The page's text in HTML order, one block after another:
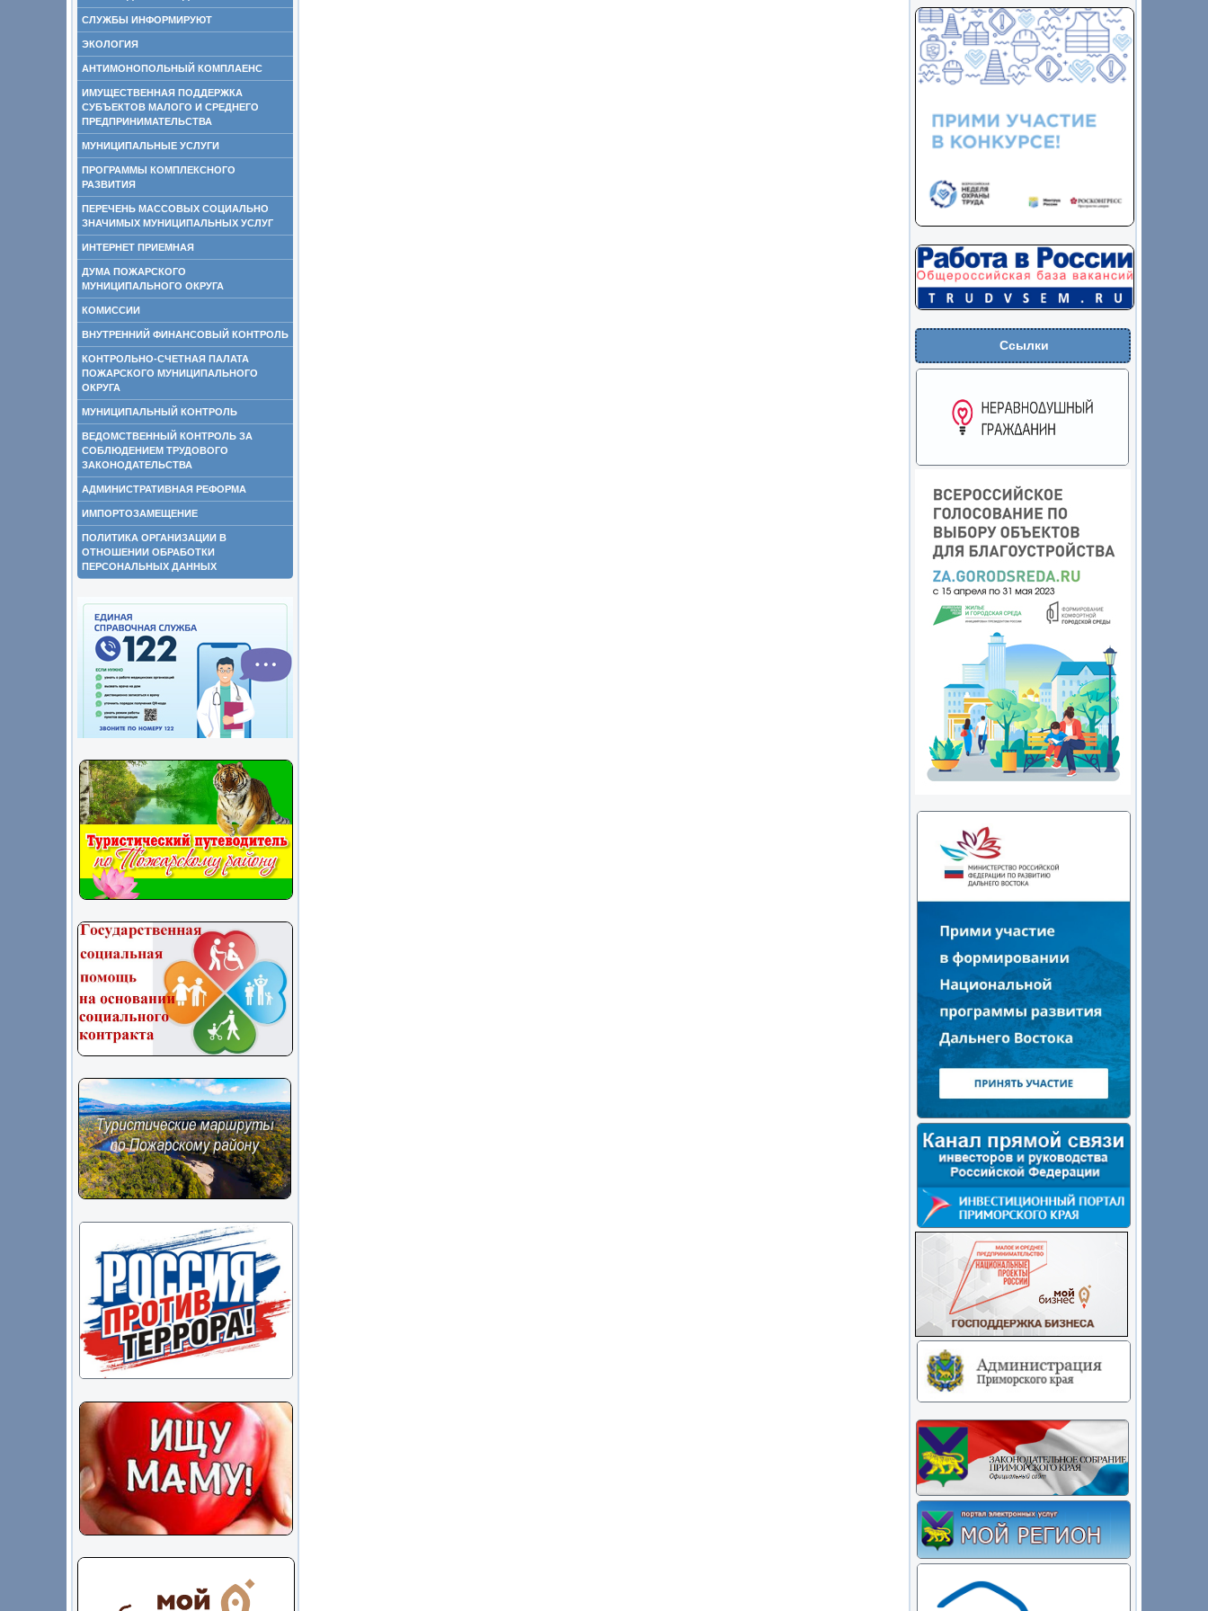
СЛУЖБЫ ИНФОРМИРУЮТ
ЭКОЛОГИЯ
АНТИМОНОПОЛЬНЫЙ КОМПЛАЕНС
ИМУЩЕСТВЕННАЯ ПОДДЕРЖКА
СУБЪЕКТОВ МАЛОГО И СРЕДНЕГО
ПРЕДПРИНИМАТЕЛЬСТВА
МУНИЦИПАЛЬНЫЕ УСЛУГИ
ПРОГРАММЫ КОМПЛЕКСНОГО
РАЗВИТИЯ
ПЕРЕЧЕНЬ МАССОВЫХ СОЦИАЛЬНО
ЗНАЧИМЫХ МУНИЦИПАЛЬНЫХ УСЛУГ
ИНТЕРНЕТ ПРИЕМНАЯ
ДУМА ПОЖАРСКОГО
МУНИЦИПАЛЬНОГО ОКРУГА
КОМИССИИ
ВНУТРЕННИЙ ФИНАНСОВЫЙ КОНТРОЛЬ
КОНТРОЛЬНО-СЧЕТНАЯ ПАЛАТА
ПОЖАРСКОГО МУНИЦИПАЛЬНОГО
ОКРУГА
МУНИЦИПАЛЬНЫЙ КОНТРОЛЬ
ВЕДОМСТВЕННЫЙ КОНТРОЛЬ ЗА
СОБЛЮДЕНИЕМ ТРУДОВОГО
ЗАКОНОДАТЕЛЬСТВА
АДМИНИСТРАТИВНАЯ РЕФОРМА
ИМПОРТОЗАМЕЩЕНИЕ
ПОЛИТИКА ОРГАНИЗАЦИИ В
ОТНОШЕНИИ ОБРАБОТКИ
ПЕРСОНАЛЬНЫХ ДАННЫХ
Ссылки